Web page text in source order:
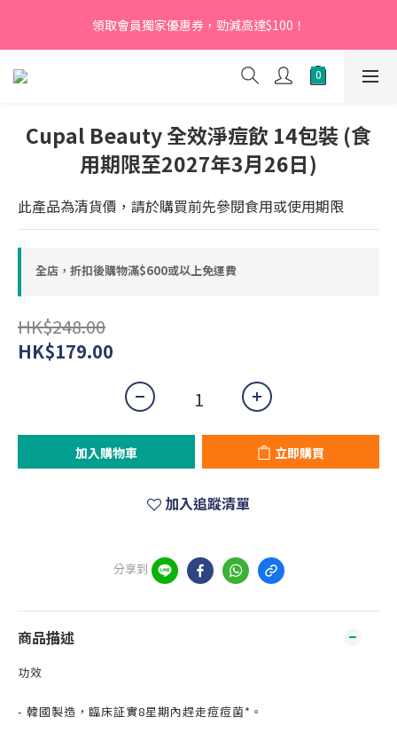
【新會員】即日起至2026月12月31日，首次下單輸入優惠碼
「NEW95」即可享95折
領取會員獨家優惠券，勁減高達$100！
【新會員】即日起至2026月12月31日，首次下單輸入優惠碼
「NEW95」即可享95折
Cupal Beauty 全效淨痘飲 14包裝 (食
用期限至2027年3月26日)
此產品為清貨價，請於購買前先參閱食用或使用期限
全店，折扣後購物滿$600或以上免運費
HK$248.00
HK$179.00
加入購物車 立即購買
加入追蹤清單
分享到
商品描述
功效
- 韓國製造，臨床証實8星期內趕走痘痘菌*。